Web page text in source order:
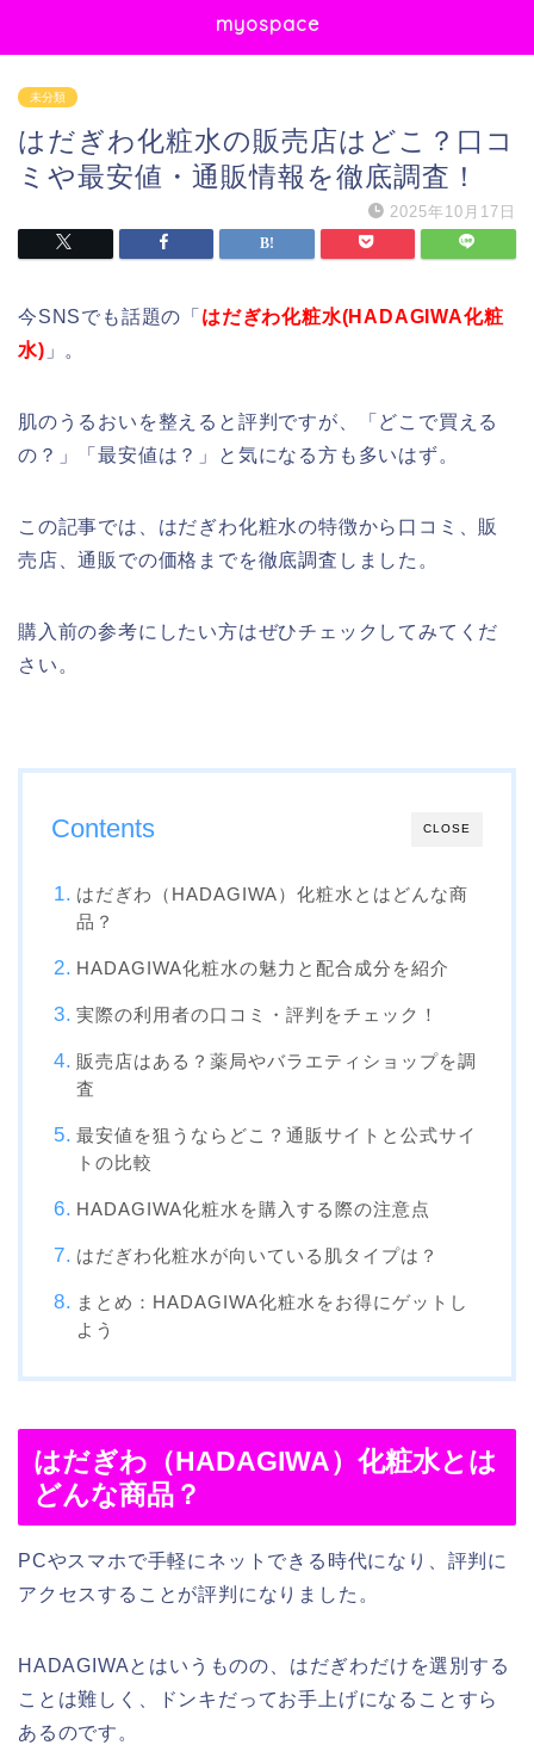
myospace
未分類
はだぎわ化粧水の販売店はどこ？口コ
ミや最安値・通販情報を徹底調査！
2025年10月17日
今SNSでも話題の「 はだぎわ化粧水(HADAGIWA化粧
水) 」。
肌のうるおいを整えると評判ですが、「どこで買える
の？」「最安値は？」と気になる方も多いはず。
この記事では、はだぎわ化粧水の特徴から口コミ、販
売店、通販での価格までを徹底調査しました。
購入前の参考にしたい方はぜひチェックしてみてくだ
さい。
CLOSE
Contents
はだぎわ（HADAGIWA）化粧水とはどんな商
品？
HADAGIWA化粧水の魅力と配合成分を紹介
実際の利用者の口コミ・評判をチェック！
販売店はある？薬局やバラエティショップを調
査
最安値を狙うならどこ？通販サイトと公式サイ
トの比較
HADAGIWA化粧水を購入する際の注意点
はだぎわ化粧水が向いている肌タイプは？
まとめ：HADAGIWA化粧水をお得にゲットし
よう
はだぎわ（HADAGIWA）化粧水とは
どんな商品？
PCやスマホで手軽にネットできる時代になり、評判に
アクセスすることが評判になりました。
HADAGIWAとはいうものの、はだぎわだけを選別する
ことは難しく、ドンキだってお手上げになることすら
あるのです。